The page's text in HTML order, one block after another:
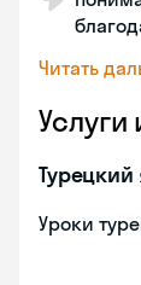
Читать
Турецкий
Уроки